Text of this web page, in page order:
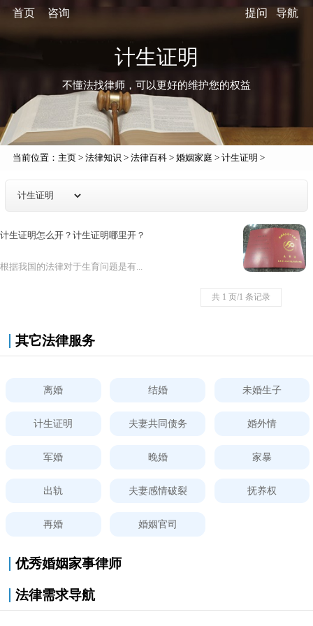
首页 咨询 导航
提问
计生证明
不懂法找律师，可以更好的维护您的权益
当前位置： 主页> 法律知识 > 法律百科> 婚姻家庭 > 计生证明 >
计生证明怎么开？计生证明哪里开？
根据我国的法律对于生育问题是有...
共 1 页/1 条记录
其它法律服务
离婚 结婚 未婚生子
计生证明 夫妻共同债务 婚外情
军婚 晚婚 家暴
出轨 夫妻感情破裂 抚养权
再婚 婚姻官司
优秀婚姻家事律师
法律需求导航